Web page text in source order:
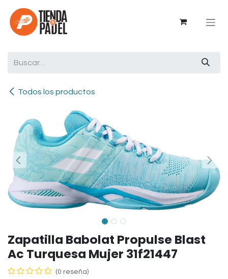
Ir al contenido
Todos los productos
Zapatilla Babolat Propulse Blast
Ac Turquesa Mujer 31f21447
(0 reseña)